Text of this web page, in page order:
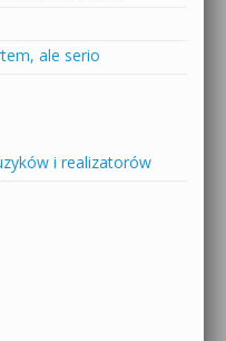
ale serio
i realizatorów